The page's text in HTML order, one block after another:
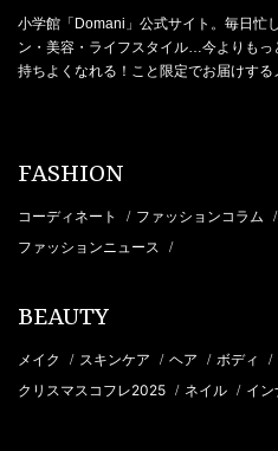
小学館「Domani」公式サイト。毎日忙
ン・美容・ライフスタイル…今よりも
持ちよくなれる！こと限定でお届けする
FASHION
コーディネート / ファッションコラム /
ファッションニュース /
BEAUTY
メイク / スキンケア / ヘア / ボディ /
クリスマスコフレ2025 / ネイル / イン